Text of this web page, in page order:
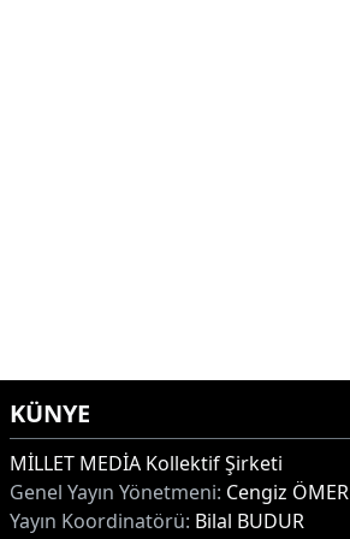
KÜNYE
MİLLET MEDİA Kollektif Şirketi
Genel Yayın Yönetmeni: Cengiz ÖMER
Yayın Koordinatörü: Bilal BUDUR